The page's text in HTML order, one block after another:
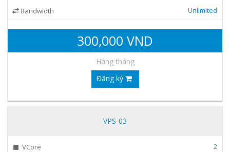
Bandwidth Unlimited
300,000 VND
Hàng tháng
Đăng ký
VPS-03
VCore 2